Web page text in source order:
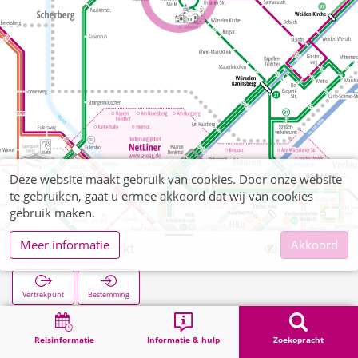
Reisinformatie Informatie & hulp Zoekopracht
Würselen Markt
Vertrekpunt Bestemming
Zoekopracht
Deze website maakt gebruik van cookies. Door onze website
te gebruiken, gaat u ermee akkoord dat wij van cookies
gebruik maken.
Meer informatie
Akkoord